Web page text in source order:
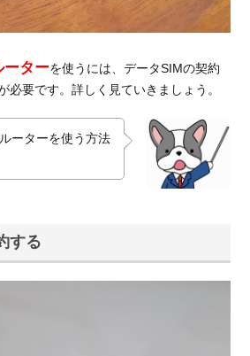
ーターを使うには、データSIMの契約
必要です。詳しく見ていきましょう。
ーターを使う方法
する